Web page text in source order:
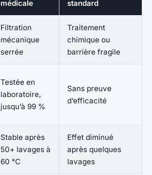
médicale standard
Filtration
mécanique
serrée
Traitement
chimique ou
barrière fragile
Testée en
laboratoire,
jusqu’à 99 %
Sans preuve
d’efficacité
Stable après
50+ lavages à
60 °C
Effet diminué
après quelques
lavages